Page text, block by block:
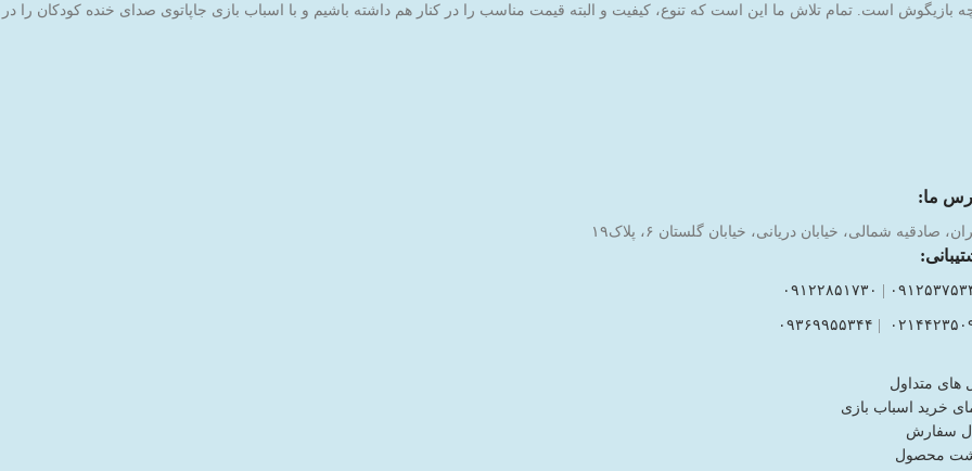
بازیگوش است. تمام تلاش ما این است که تنوع، کیفیت و البته قیمت مناسب را در کنار هم داشته باشیم و با اسباب بازی جاپاتوی صدای خنده کودکان را
ما:
صادقیه شمالی، خیابان دریانی، خیابان گلستان ۶، پلاک۱۹
| ۰۹۱۲۲۸۵۱۷۳۰
| ۰۹۳۶۹۹۵۵۳۴۴
های متداول
خرید اسباب بازی
سفارش
محصول